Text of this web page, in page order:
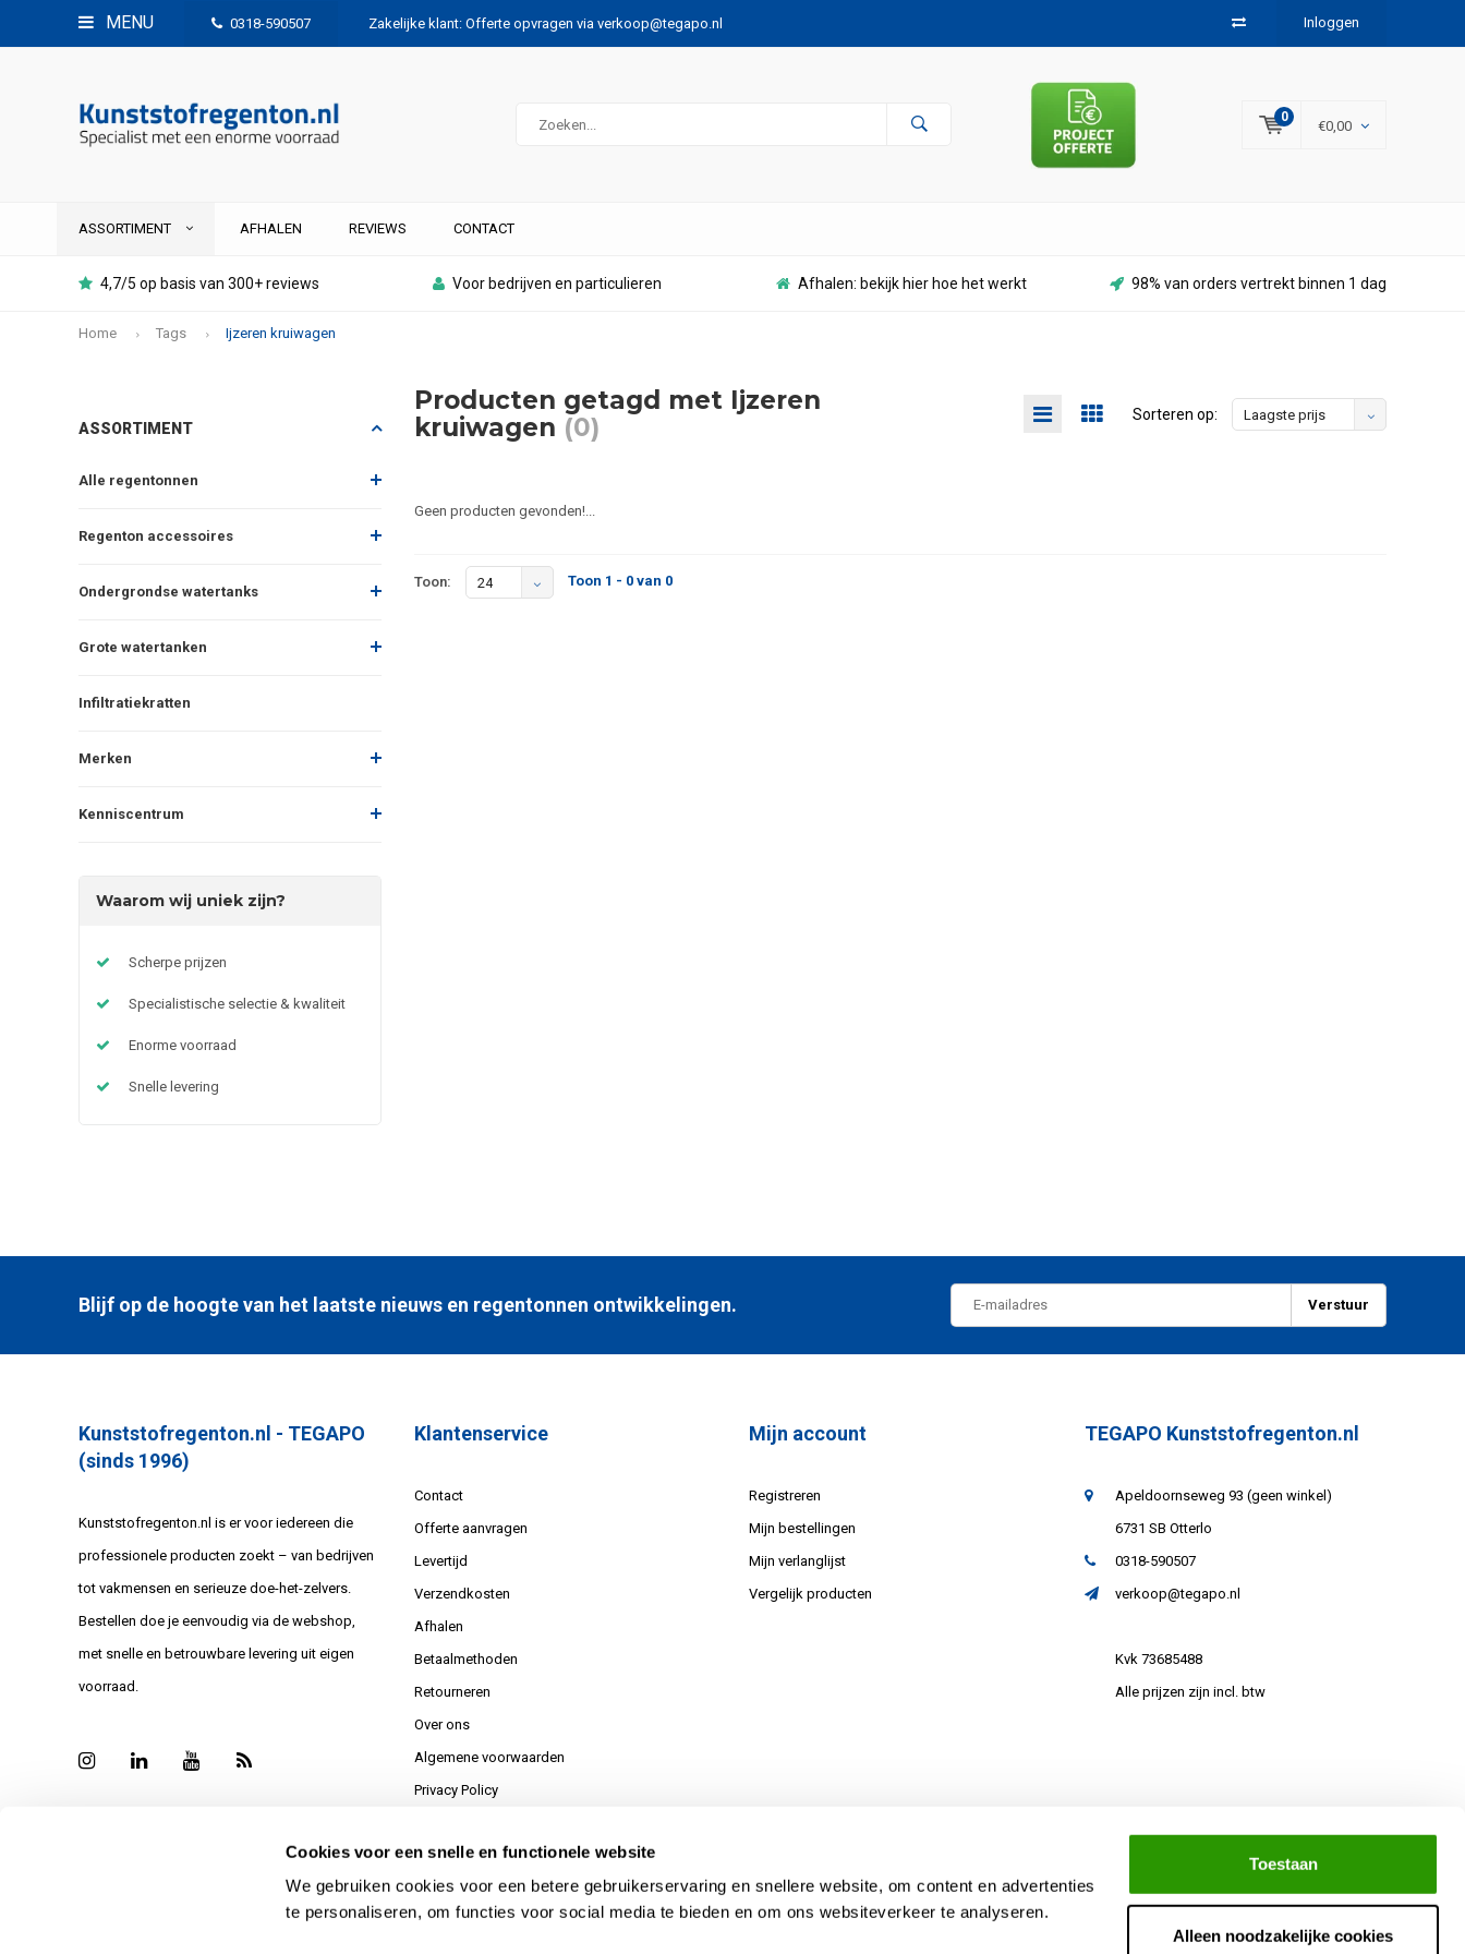
Cookies voor een snelle en functionele website
We gebruiken cookies voor een betere gebruikerservaring en snellere website, om content en advertenties
te personaliseren, om functies voor social media te bieden en om ons websiteverkeer te analyseren.
Toestaan
Alleen noodzakelijke cookies
MENU 0318-590507 Zakelijke klant: Offerte opvragen via verkoop@tegapo.nl Inloggen
0
€0,00
ASSORTIMENT AFHALEN REVIEWS CONTACT
4,7/5 op basis van 300+ reviews Voor bedrijven en particulieren Afhalen: bekijk hier hoe het werkt 98% van orders vertrekt binnen 1 dag
Home Tags Ijzeren kruiwagen
ASSORTIMENT
Alle regentonnen
Regenton accessoires
Ondergrondse watertanks
Grote watertanken
Infiltratiekratten
Merken
Kenniscentrum
Waarom wij uniek zijn?
Scherpe prijzen
Specialistische selectie & kwaliteit
Enorme voorraad
Snelle levering
Producten getagd met Ijzeren
kruiwagen (0) Sorteren op: Laagste prijs
Geen producten gevonden!...
Toon: 24 Toon 1 - 0 van 0
Blijf op de hoogte van het laatste nieuws en regentonnen ontwikkelingen. Verstuur
Kunststofregenton.nl - TEGAPO
(sinds 1996)
Kunststofregenton.nl is er voor iedereen die
professionele producten zoekt – van bedrijven
tot vakmensen en serieuze doe-het-zelvers.
Bestellen doe je eenvoudig via de webshop,
met snelle en betrouwbare levering uit eigen
voorraad.
Klantenservice
Contact
Offerte aanvragen
Levertijd
Verzendkosten
Afhalen
Betaalmethoden
Retourneren
Over ons
Algemene voorwaarden
Privacy Policy
Bedankt voor uw aanvraag
Reviews
Mijn account
Registreren
Mijn bestellingen
Mijn verlanglijst
Vergelijk producten
TEGAPO Kunststofregenton.nl
Apeldoornseweg 93 (geen winkel)
6731 SB Otterlo
0318-590507
verkoop@tegapo.nl
Kvk 73685488
Alle prijzen zijn incl. btw